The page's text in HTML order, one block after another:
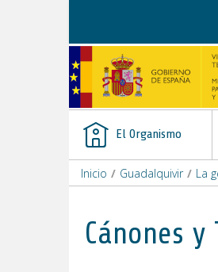
El Organismo
Inicio / Guadalquivir / La
Cánones y